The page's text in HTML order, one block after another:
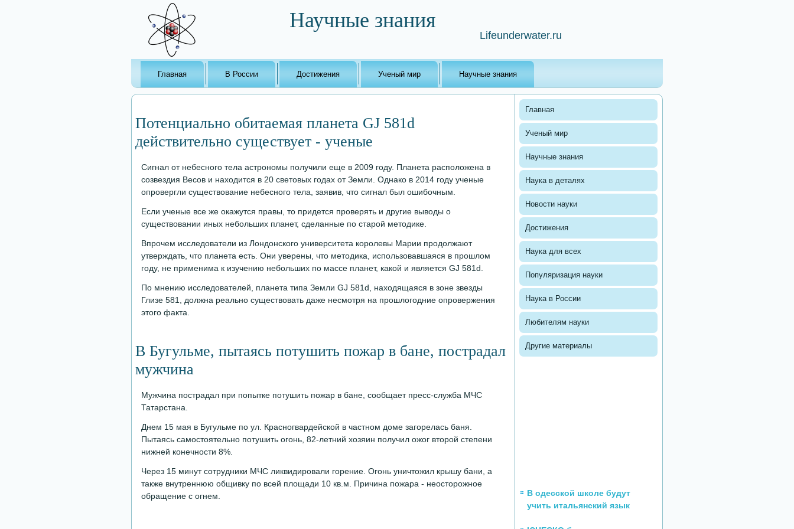
Научные знания
Lifeunderwater.ru
Главная В России Достижения Ученый мир Научные знания
Потенциально обитаемая планета GJ 581d
действительно существует - ученые
Сигнал от небесного тела астрономы получили еще в 2009 году. Планета расположена в
созвездия Весов и находится в 20 световых годах от Земли. Однако в 2014 году ученые
опровергли существование небесного тела, заявив, что сигнал был ошибочным.
Если ученые все же окажутся правы, то придется проверять и другие выводы о
существовании иных небольших планет, сделанные по старой методике.
Впрочем исследователи из Лондонского университета королевы Марии продолжают
утверждать, что планета есть. Они уверены, что методика, использовавшаяся в прошлом
году, не применима к изучению небольших по массе планет, какой и является GJ 581d.
По мнению исследователей, планета типа Земли GJ 581d, находящаяся в зоне звезды
Глизе 581, должна реально существовать даже несмотря на прошлогодние опровержения
этого факта.
В Бугульме, пытаясь потушить пожар в бане, пострадал
мужчина
Мужчина пострадал при попытке потушить пожар в бане, сообщает пресс-служба МЧС
Татарстана.
Днем 15 мая в Бугульме по ул. Красногвардейской в частном доме загорелась баня.
Пытаясь самостоятельно потушить огонь, 82-летний хозяин получил ожог второй степени
нижней конечности 8%.
Через 15 минут сотрудники МЧС ликвидировали горение. Огонь уничтожил крышу бани, а
также внутреннюю общивку по всей площади 10 кв.м. Причина пожара - неосторожное
обращение с огнем.
Главная
Ученый мир
Научные знания
Наука в деталях
Новости науки
Достижения
Наука для всех
Популяризация науки
Наука в России
Любителям науки
Другие материалы
В одесской школе будут
учить итальянский язык